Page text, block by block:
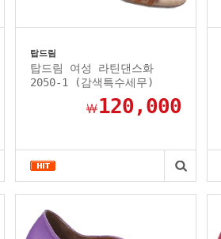
탑드림
탑드림 여성 라틴댄스화
2050-1 (감색특수세무)
￦120,000